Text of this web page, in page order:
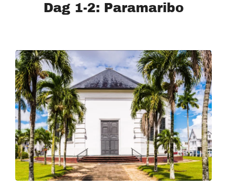
Dag 1-2: Paramaribo